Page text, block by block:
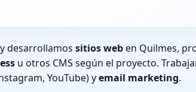
desarrollamos sitios weben Quilmes,
u otros CMS según el proyecto.
YouTube) yemail marketing.